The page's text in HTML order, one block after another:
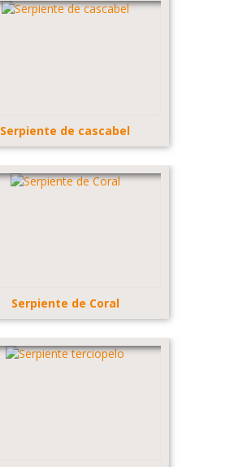
Serpiente de cascabel
Serpiente de Coral